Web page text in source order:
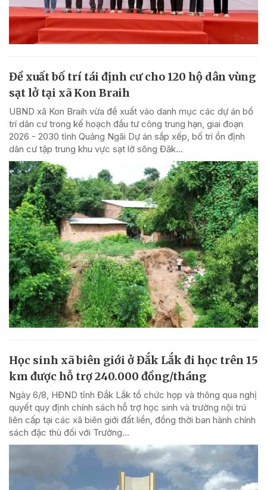
Đề xuất bố trí tái định cư cho 120 hộ dân vùng
sạt lở tại xã Kon Braih
UBND xã Kon Braih vừa đề xuất vào danh mục các dự án bố
trí dân cư trong kế hoạch đầu tư công trung hạn, giai đoạn
2026 - 2030 tỉnh Quảng Ngãi Dự án sắp xếp, bố trí ổn định
dân cư tập trung khu vực sạt lở sông Đăk...
Học sinh xã biên giới ở Đắk Lắk đi học trên 15
km được hỗ trợ 240.000 đồng/tháng
Ngày 6/8, HĐND tỉnh Đắk Lắk tổ chức họp và thông qua nghị
quyết quy định chính sách hỗ trợ học sinh và trường nội trú
liên cấp tại các xã biên giới đất liền, đồng thời ban hành chính
sách đặc thù đối với Trường...